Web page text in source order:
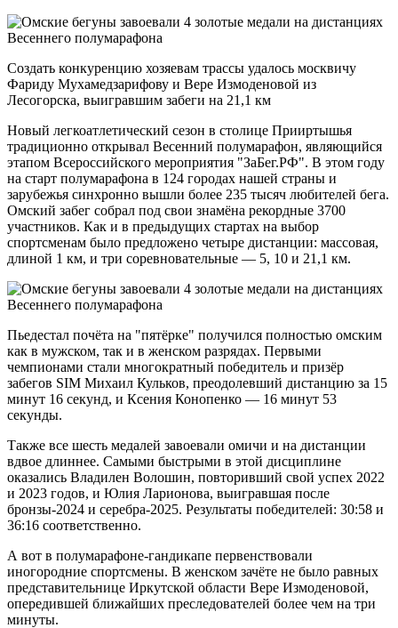
Создать конкуренцию хозяевам трассы удалось москвичу
Фариду Мухамедзарифову и Вере Измоденовой из
Лесогорска, выигравшим забеги на 21,1 км
Новый легкоатлетический сезон в столице Прииртышья
традиционно открывал Весенний полумарафон, являющийся
этапом Всероссийского мероприятия "ЗаБег.РФ". В этом году
на старт полумарафона в 124 городах нашей страны и
зарубежья синхронно вышли более 235 тысяч любителей бега.
Омский забег собрал под свои знамёна рекордные 3700
участников. Как и в предыдущих стартах на выбор
спортсменам было предложено четыре дистанции: массовая,
длиной 1 км, и три соревновательные — 5, 10 и 21,1 км.
Пьедестал почёта на "пятёрке" получился полностью омским
как в мужском, так и в женском разрядах. Первыми
чемпионами стали многократный победитель и призёр
забегов SIM Михаил Кульков, преодолевший дистанцию за 15
минут 16 секунд, и Ксения Конопенко — 16 минут 53
секунды.
Также все шесть медалей завоевали омичи и на дистанции
вдвое длиннее. Самыми быстрыми в этой дисциплине
оказались Владилен Волошин, повторивший свой успех 2022
и 2023 годов, и Юлия Ларионова, выигравшая после
бронзы-2024 и серебра-2025. Результаты победителей: 30:58 и
36:16 соответственно.
А вот в полумарафоне-гандикапе первенствовали
иногородние спортсмены. В женском зачёте не было равных
представительнице Иркутской области Вере Измоденовой,
опередившей ближайших преследователей более чем на три
минуты.